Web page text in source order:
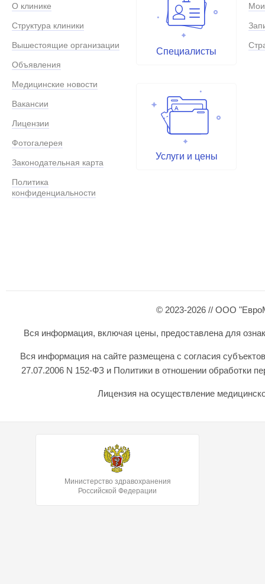
О клинике
Структура клиники
Вышестоящие организации
Объявления
Медицинские новости
Вакансии
Лицензии
Фотогалерея
Законодательная карта
Политика
конфиденциальности
Специалисты
Услуги и цены
© 2023-2026 // ООО
Вся информация, включая цены, предоставлена для
Вся информация на сайте размещена с согласия
27.07.2006 N 152-ФЗ и Политики в отношении обработки
Лицензия на осуществление
Министерство здравохранения
Российской Федерации